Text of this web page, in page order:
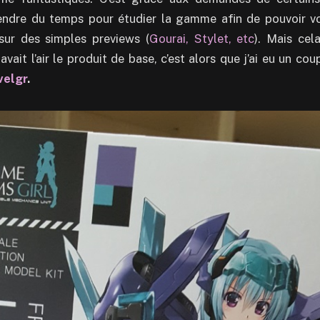
du temps pour étudier la gamme afin de pouvoir
des simples previews (Gourai, Stylet, etc). Mais
l’air le produit de base, c’est alors que j’ai eu un
.